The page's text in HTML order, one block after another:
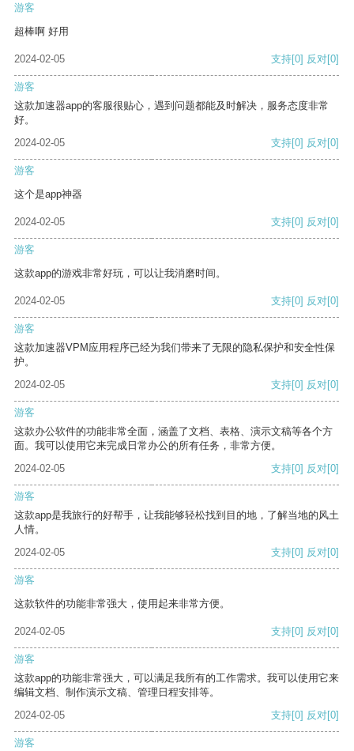
游客
超棒啊 好用
2024-02-05 支持[0] 反对[0]
游客
这款加速器app的客服很贴心，遇到问题都能及时解决，服务态度非常
好。
2024-02-05
支持[0] 反对[0]
游客
这个是app神器
2024-02-05 支持[0] 反对[0]
游客
这款app的游戏非常好玩，可以让我消磨时间。
2024-02-05 支持[0] 反对[0]
游客
这款加速器VPM应用程序已经为我们带来了无限的隐私保护和安全性保
护。
2024-02-05
支持[0] 反对[0]
游客
这款办公软件的功能非常全面，涵盖了文档、表格、演示文稿等各个方
面。我可以使用它来完成日常办公的所有任务，非常方便。
2024-02-05
支持[0] 反对[0]
游客
这款app是我旅行的好帮手，让我能够轻松找到目的地，了解当地的风土
人情。
2024-02-05
支持[0] 反对[0]
游客
这款软件的功能非常强大，使用起来非常方便。
2024-02-05 支持[0] 反对[0]
游客
这款app的功能非常强大，可以满足我所有的工作需求。我可以使用它来
编辑文档、制作演示文稿、管理日程安排等。
2024-02-05
支持[0] 反对[0]
游客